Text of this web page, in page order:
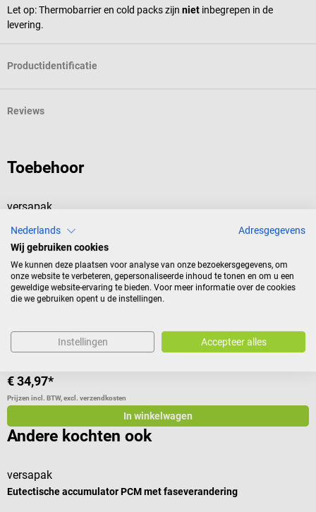
Let op: Thermobarrier en cold packs zijn niet inbegrepen in de
levering.
Productidentificatie
Reviews
Toebehoor
versapak
Accessoires voor Versapak tassen
keuze:900 ml/smeltpunt +20 °C
€ 34,97*
Prijzen incl. BTW, excl. verzendkosten
In winkelwagen
Andere kochten ook
versapak
Eutectische accumulator PCM met faseverandering
Nederlands
Adresgegevens
Wij gebruiken cookies
We kunnen deze plaatsen voor analyse van onze bezoekersgegevens, om
onze website te verbeteren, gepersonaliseerde inhoud te tonen en om u een
geweldige website-ervaring te bieden. Voor meer informatie over de cookies
die we gebruiken opent u de instellingen.
Instellingen Accepteer alles